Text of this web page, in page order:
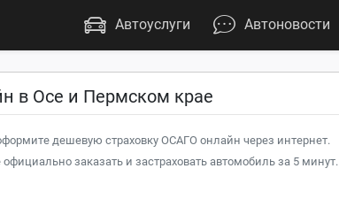
Автоуслуги Автоновости
в Осе и Пермском крае
дешевую страховку ОСАГО онлайн через интернет.
заказать и застраховать автомобиль за 5 минут.